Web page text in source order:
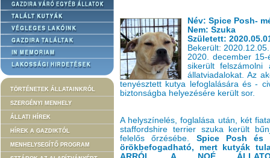
TÖRTÉNETEK ÁLLATAINKRÓL
SZERGÉNYI MENHELY
ÁLLATI HÍREK
HÍREK A GAZDIKTÓL
MENHELYSEGÍTŐ PROGRAM
Név: Spice Posh-
Nem: Szuka
Született:
Bekerült: 2020.12.05.
2020. december
sikerült felszámolni
állatviadalokat. Az
tenyésztett kutya lefoglalására és -
biztonságba helyezésére került sor.
A helyszínelés, foglalása után, két
staffordshire terrier szuka került
felelős őrzésébe. Spice Posh és
örökbefogadható, mert kutyák